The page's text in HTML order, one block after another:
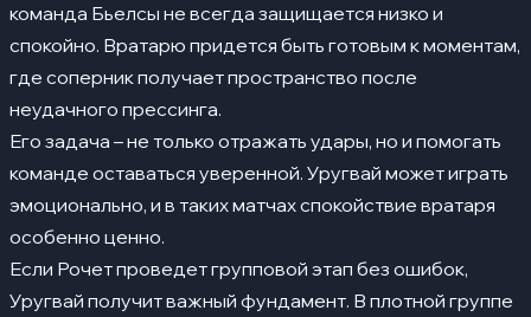
команда Бьелсы не всегда защищается низко и
спокойно. Вратарю придется быть готовым к моментам,
где соперник получает пространство после
неудачного прессинга.
Его задача – не только отражать удары, но и помогать
команде оставаться уверенной. Уругвай может играть
эмоционально, и в таких матчах спокойствие вратаря
особенно ценно.
Если Рочет проведет групповой этап без ошибок,
Уругвай получит важный фундамент. В плотной группе